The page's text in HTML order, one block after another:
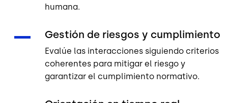
humana.
Gestión de riesgos y cumplimiento
Evalúe las interacciones siguiendo criterios
coherentes para mitigar el riesgo y
garantizar el cumplimiento normativo.